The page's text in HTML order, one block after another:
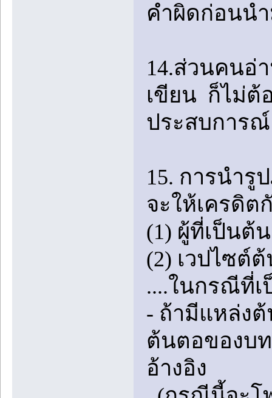
คำผิดก่อนน
14.ส่วนคนอ่
เขียน ก็ไม่ต้
ประสบการ
15. การนำรู
จะให้เครดิต
(1) ผู้ที่เป็นต้
(2) เวปไซต์
....ในกรณีที่
- ถ้ามีแหล่ง
ต้นตอของบ
อ้างอิง